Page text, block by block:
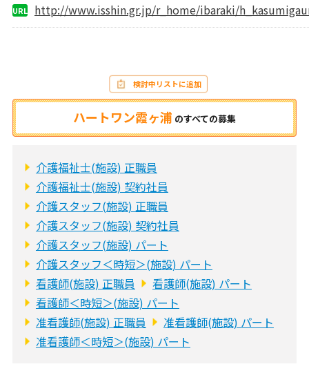
URL http://www.isshin.gr.jp/r_home/ibaraki/
ハートワン霞ヶ浦 のすべての募集
検討中リストに追加
介護福祉士(施設) 正職員
介護福祉士(施設) 契約社員
介護スタッフ(施設) 正職員
介護スタッフ(施設) 契約社員
介護スタッフ(施設) パート
介護スタッフ＜時短＞(施設) パート
看護師(施設) 正職員
看護師(施設) パート
看護師＜時短＞(施設) パート
准看護師(施設) 正職員
准看護師(施設) パート
准看護師＜時短＞(施設) パート